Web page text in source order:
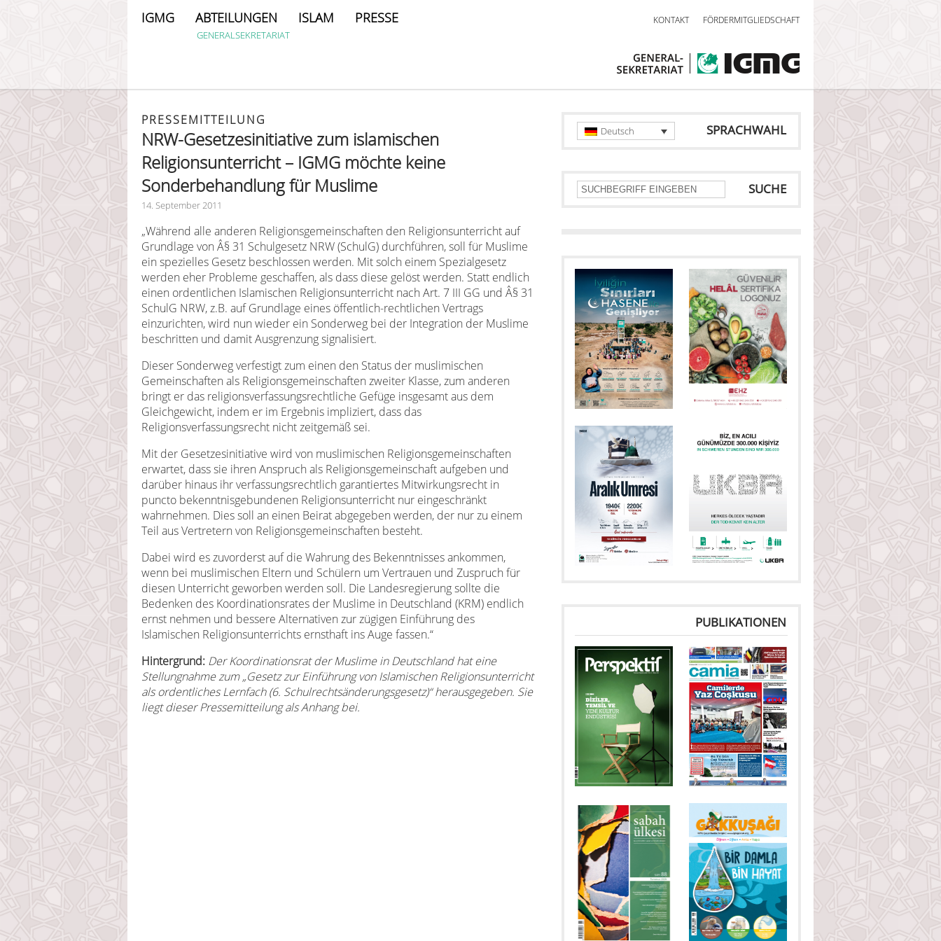
IGMG ABTEILUNGEN ISLAM PRESSE
GENERALSEKRETARIAT
KONTAKT FÖRDERMITGLIEDSCHAFT
PRESSEMITTEILUNG
NRW-Gesetzesinitiative zum islamischen
Religionsunterricht – IGMG möchte keine
Sonderbehandlung für Muslime
14. September 2011
„Während alle anderen Religionsgemeinschaften den Religionsunterricht auf
Grundlage von Â§ 31 Schulgesetz NRW (SchulG) durchführen, soll für Muslime
ein spezielles Gesetz beschlossen werden. Mit solch einem Spezialgesetz
werden eher Probleme geschaffen, als dass diese gelöst werden. Statt endlich
einen ordentlichen Islamischen Religionsunterricht nach Art. 7 III GG und Â§ 31
SchulG NRW, z.B. auf Grundlage eines öffentlich-rechtlichen Vertrags
einzurichten, wird nun wieder ein Sonderweg bei der Integration der Muslime
beschritten und damit Ausgrenzung signalisiert.
Dieser Sonderweg verfestigt zum einen den Status der muslimischen
Gemeinschaften als Religionsgemeinschaften zweiter Klasse, zum anderen
bringt er das religionsverfassungsrechtliche Gefüge insgesamt aus dem
Gleichgewicht, indem er im Ergebnis impliziert, dass das
Religionsverfassungsrecht nicht zeitgemäß sei.
Mit der Gesetzesinitiative wird von muslimischen Religionsgemeinschaften
erwartet, dass sie ihren Anspruch als Religionsgemeinschaft aufgeben und
darüber hinaus ihr verfassungsrechtlich garantiertes Mitwirkungsrecht in
puncto bekenntnisgebundenen Religionsunterricht nur eingeschränkt
wahrnehmen. Dies soll an einen Beirat abgegeben werden, der nur zu einem
Teil aus Vertretern von Religionsgemeinschaften besteht.
Dabei wird es zuvorderst auf die Wahrung des Bekenntnisses ankommen,
wenn bei muslimischen Eltern und Schülern um Vertrauen und Zuspruch für
diesen Unterricht geworben werden soll. Die Landesregierung sollte die
Bedenken des Koordinationsrates der Muslime in Deutschland (KRM) endlich
ernst nehmen und bessere Alternativen zur zügigen Einführung des
Islamischen Religionsunterrichts ernsthaft ins Auge fassen.“
Hintergrund: Der Koordinationsrat der Muslime in Deutschland hat eine
Stellungnahme zum „Gesetz zur Einführung von Islamischen Religionsunterricht
als ordentliches Lernfach (6. Schulrechtsänderungsgesetz)“ herausgegeben. Sie
liegt dieser Pressemitteilung als Anhang bei.
SPRACHWAHL
Deutsch
SUCHE
PUBLIKATIONEN